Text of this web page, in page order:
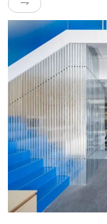
купить мебель” на
индивидуальному
совместимой и
качестве в индустрии […]